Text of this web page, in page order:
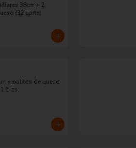
38cm + 2
(32 corte)
+ palitos de queso
lts.